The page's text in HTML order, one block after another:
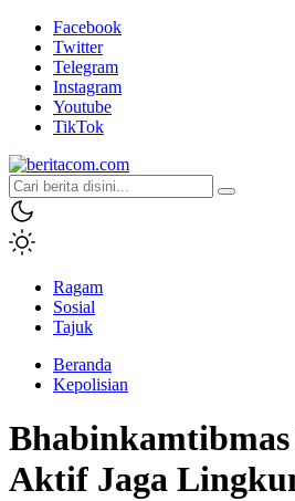
Facebook
Twitter
Telegram
Instagram
Youtube
TikTok
beritacom.com
bestnews
Ragam
Sosial
Tajuk
Beranda
Kepolisian
Aktif Jaga